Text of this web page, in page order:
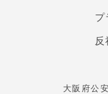
プ
大阪府公